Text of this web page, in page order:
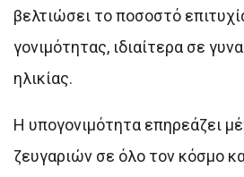
βελτιώσει το ποσοστό
γονιμότητας, ιδιαίτερα σε
ηλικίας.
Η υπογονιμότητα επηρεάζει
ζευγαριών σε όλο τον κόσμο